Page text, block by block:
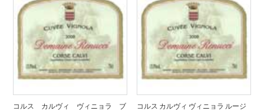
コルス カルヴィ ヴィニョラ ブ
コルス カルヴィ ヴィニョラ ルージ